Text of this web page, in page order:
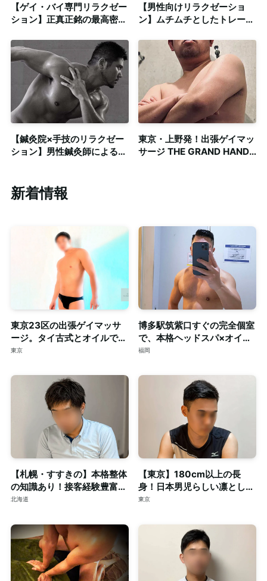
【ゲイ・バイ専門リラクゼー
ション】正真正銘の最高密
◎
【男性向けリラクゼーショ
ン】ムチムチとしたトレーニ
◎個室も完備
【鍼灸院×手技のリラクゼー
ション】男性鍼灸師による深
東京・上野発！出張ゲイマッ
サージ THE GRAND HAND
新着情報
東京23区の出張ゲイマッサ
ージ。タイ古式とオイルで心
身を深く整える至福のリラク
東京
博多駅筑紫口すぐの完全個室
で、本格ヘッドスパ×オイル
マッサージ。ご予約はDMで
福岡
【札幌・すすきの】本格整体
の知識あり！接客経験豊富な
短髪筋トレ男子によるゲイマ
北海道
【東京】180cm以上の長
身！日本男児らしい凛とした
顔立ちの20代◎個室完備
東京